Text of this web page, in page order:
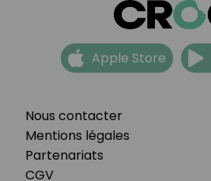
Nous contacter
Mentions légales
Partenariats
CGV
Apple Store